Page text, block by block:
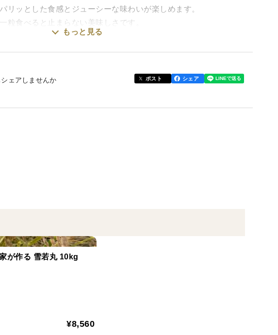
リッとした食感とジューシーな味わいが楽しめます。
粒食べると止まらない美味しさです。
月第3日曜日）
くて食べやすいのでお子様にも◎）
もっと見る
ェアしませんか ポスト シェア
が作る 雪若丸 10kg
¥8,560